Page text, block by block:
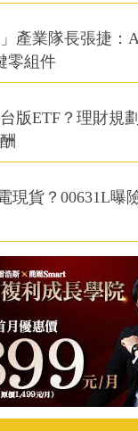
產業隊長張捷：
零組件
版ETF？理財規
現貨？00631L曝